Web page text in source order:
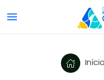
Skip to main content
Início